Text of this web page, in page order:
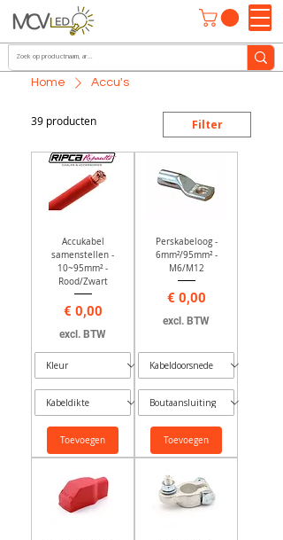
Home Accu's
39 producten Filter
Accukabel
samenstellen -
10~95mm² -
Rood/Zwart
Prijs
€ 0,00
excl. BTW
Toevoegen
Perskabeloog -
6mm²/95mm² -
M6/M12
Prijs
€ 0,00
excl. BTW
Toevoegen